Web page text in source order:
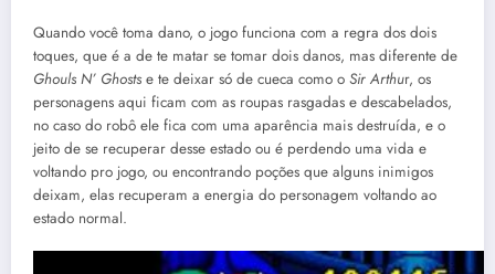
Quando você toma dano, o jogo funciona com a regra dos dois
toques, que é a de te matar se tomar dois danos, mas diferente de
Ghouls N’ Ghosts e te deixar só de cueca como o Sir Arthur, os
personagens aqui ficam com as roupas rasgadas e descabelados,
no caso do robô ele fica com uma aparência mais destruída, e o
jeito de se recuperar desse estado ou é perdendo uma vida e
voltando pro jogo, ou encontrando poções que alguns inimigos
deixam, elas recuperam a energia do personagem voltando ao
estado normal.